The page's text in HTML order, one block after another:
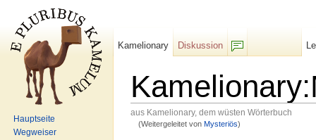
aus Kamelionary, dem wüsten Wörterbuch
(Weitergeleitet von Mysteriös)
Kamelionary
Diskussion
Hauptseite
Wegweiser